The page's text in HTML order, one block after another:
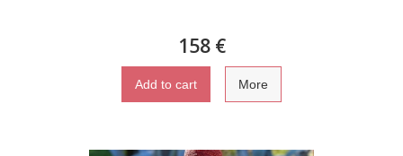
158 €
Add to cart More